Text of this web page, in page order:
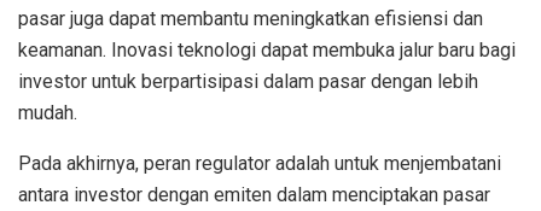
pasar juga dapat membantu meningkatkan efisiensi dan
keamanan. Inovasi teknologi dapat membuka jalur baru bagi
investor untuk berpartisipasi dalam pasar dengan lebih
mudah.
Pada akhirnya, peran regulator adalah untuk menjembatani
antara investor dengan emiten dalam menciptakan pasar